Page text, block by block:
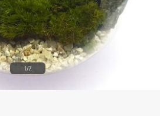
1/7